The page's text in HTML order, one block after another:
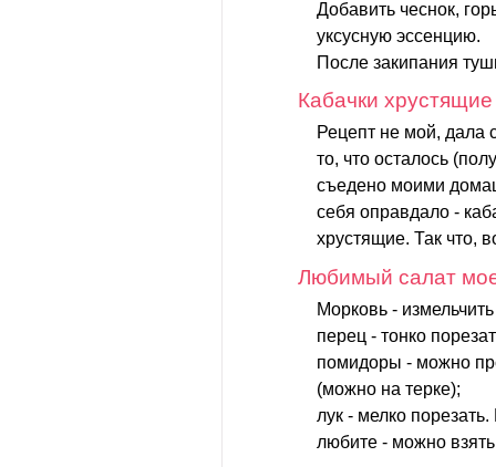
Добавить чеснок,
уксусную эссенцию.
После закипания
Кабачки хрустящие
Рецепт не мой, дала
то, что осталось
съедено моими
себя оправдало -
хрустящие. Так что,
Любимый салат
Морковь -
перец - тонко
помидоры - можно
(можно на терке);
лук - мелко
любите - можно